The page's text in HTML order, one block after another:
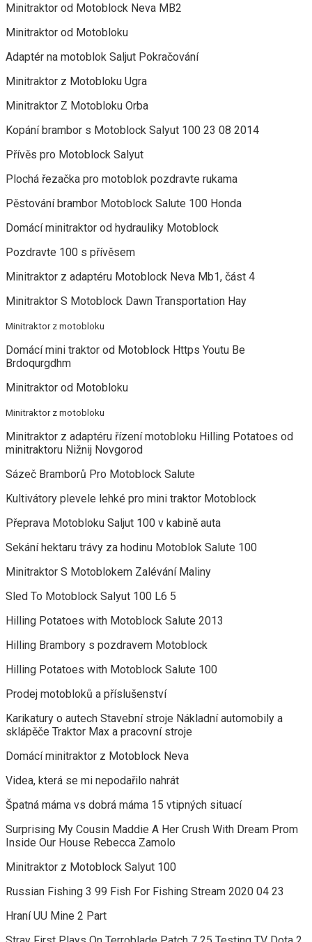
Minitraktor od Motoblock Neva MB2
Minitraktor od Motobloku
Adaptér na motoblok Saljut Pokračování
Minitraktor z Motobloku Ugra
Minitraktor Z Motobloku Orba
Kopání brambor s Motoblock Salyut 100 23 08 2014
Přívěs pro Motoblock Salyut
Plochá řezačka pro motoblok pozdravte rukama
Pěstování brambor Motoblock Salute 100 Honda
Domácí minitraktor od hydrauliky Motoblock
Pozdravte 100 s přívěsem
Minitraktor z adaptéru Motoblock Neva Mb1, část 4
Minitraktor S Motoblock Dawn Transportation Hay
Minitraktor z motobloku
Domácí mini traktor od Motoblock Https Youtu Be
Brdoqurgdhm
Minitraktor od Motobloku
Minitraktor z motobloku
Minitraktor z adaptéru řízení motobloku Hilling Potatoes od
minitraktoru Nižnij Novgorod
Sázeč Bramborů Pro Motoblock Salute
Kultivátory plevele lehké pro mini traktor Motoblock
Přeprava Motobloku Saljut 100 v kabině auta
Sekání hektaru trávy za hodinu Motoblok Salute 100
Minitraktor S Motoblokem Zalévání Maliny
Sled To Motoblock Salyut 100 L6 5
Hilling Potatoes with Motoblock Salute 2013
Hilling Brambory s pozdravem Motoblock
Hilling Potatoes with Motoblock Salute 100
Prodej motobloků a příslušenství
Karikatury o autech Stavební stroje Nákladní automobily a
sklápěče Traktor Max a pracovní stroje
Domácí minitraktor z Motoblock Neva
Videa, která se mi nepodařilo nahrát
Špatná máma vs dobrá máma 15 vtipných situací
Surprising My Cousin Maddie A Her Crush With Dream Prom
Inside Our House Rebecca Zamolo
Minitraktor z Motoblock Salyut 100
Russian Fishing 3 99 Fish For Fishing Stream 2020 04 23
Hraní UU Mine 2 Part